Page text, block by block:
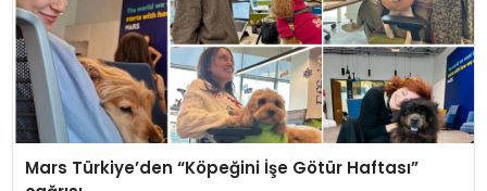
Mars Türkiye’den “Köpeğini İşe Götür Haftası”